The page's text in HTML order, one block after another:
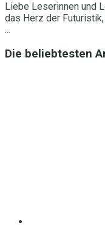
Liebe Leserinnen und
das Herz der
...
Die beliebtesten